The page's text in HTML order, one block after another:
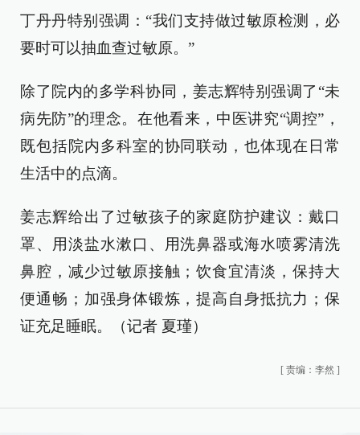
丁丹丹特别强调：“我们支持做过敏原检测，必
要时可以抽血查过敏原。”
除了院内的多学科协同，姜志辉特别强调了“未
病先防”的理念。在他看来，中医讲究“调控”，
既包括院内多科室的协同联动，也体现在日常
生活中的点滴。
姜志辉给出了过敏孩子的家庭防护建议：戴口
罩、用淡盐水漱口、用洗鼻器或海水喷雾清洗
鼻腔，减少过敏原接触；饮食宜清淡，保持大
便通畅；加强身体锻炼，提高自身抵抗力；保
证充足睡眠。（记者 夏瑾）
[ 责编：李然 ]